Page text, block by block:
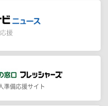
準備応援サイト